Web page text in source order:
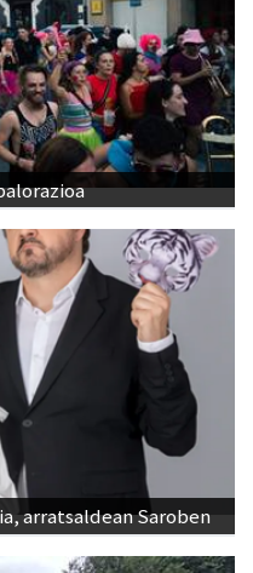
arratsaldean Saroben